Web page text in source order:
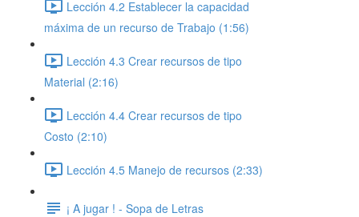
Lección 4.2 Establecer la capacidad
máxima de un recurso de Trabajo (1:56)
Lección 4.3 Crear recursos de tipo
Material (2:16)
Lección 4.4 Crear recursos de tipo
Costo (2:10)
Lección 4.5 Manejo de recursos (2:33)
¡ A jugar ! - Sopa de Letras